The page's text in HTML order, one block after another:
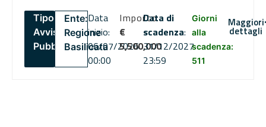
Tipo:
Avviso
Pubblico
Ente:
Regione
Basilicata
Data
inizio:
06/07/2026
00:00
Importo
€
5,500,000
Data di
scadenza:
31/12/2027
23:59
Giorni
alla
scadenza:
511
Maggiori
dettagli